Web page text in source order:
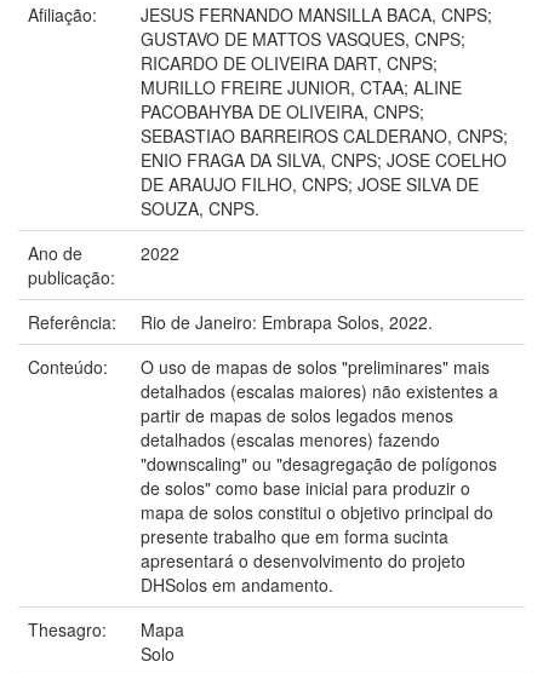
Afiliação:
JESUS FERNANDO MANSILLA BACA, CNPS;
GUSTAVO DE MATTOS VASQUES, CNPS;
RICARDO DE OLIVEIRA DART, CNPS;
MURILLO FREIRE JUNIOR, CTAA; ALINE
PACOBAHYBA DE OLIVEIRA, CNPS;
SEBASTIAO BARREIROS CALDERANO, CNPS;
ENIO FRAGA DA SILVA, CNPS; JOSE COELHO
DE ARAUJO FILHO, CNPS; JOSE SILVA DE
SOUZA, CNPS.
Ano de
publicação:
2022
Referência:
Rio de Janeiro: Embrapa Solos, 2022.
Conteúdo:
O uso de mapas de solos "preliminares" mais
detalhados (escalas maiores) não existentes a
partir de mapas de solos legados menos
detalhados (escalas menores) fazendo
"downscaling" ou "desagregação de polígonos
de solos" como base inicial para produzir o
mapa de solos constitui o objetivo principal do
presente trabalho que em forma sucinta
apresentará o desenvolvimento do projeto
DHSolos em andamento.
Thesagro:
Mapa
Solo